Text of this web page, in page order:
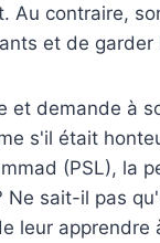
Au contraire,
et de garder
et demande à
s'il était
(PSL), la
Ne sait-il pas
leur apprendre